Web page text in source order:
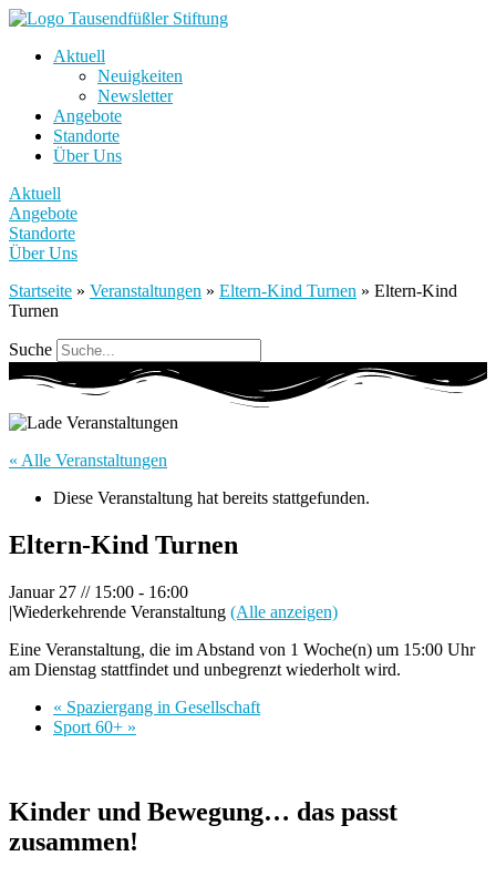
Aktuell
Neuigkeiten
Newsletter
Angebote
Standorte
Über Uns
Aktuell
Angebote
Standorte
Über Uns
Startseite » Veranstaltungen » Eltern-Kind Turnen » Eltern-Kind
Turnen
Suche
« Alle Veranstaltungen
Diese Veranstaltung hat bereits stattgefunden.
Eltern-Kind Turnen
Januar 27 // 15:00 - 16:00
|Wiederkehrende Veranstaltung (Alle anzeigen)
Eine Veranstaltung, die im Abstand von 1 Woche(n) um 15:00 Uhr
am Dienstag stattfindet und unbegrenzt wiederholt wird.
« Spaziergang in Gesellschaft
Sport 60+ »
Kinder und Bewegung… das passt
zusammen!